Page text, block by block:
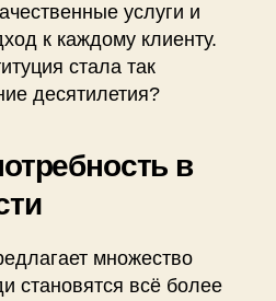
услуги и
к каждому клиенту.
стала так
десятилетия?
в
множество
становятся всё более